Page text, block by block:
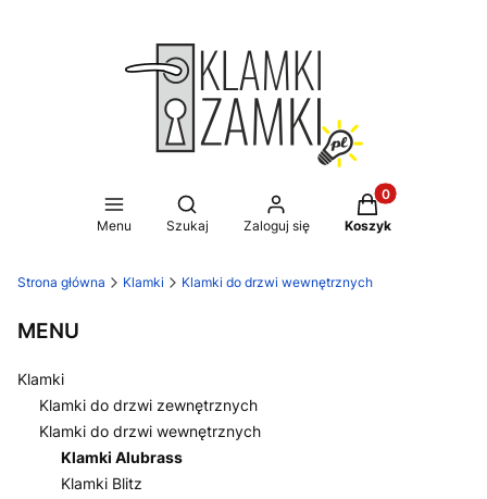
Menu
Otwórz wyszukiwarkę
Szukaj Zaloguj się
Produkty w
Koszyk
Strona główna Klamki Klamki do drzwi wewnętrznych
MENU
Klamki
Klamki do drzwi zewnętrznych
Klamki do drzwi wewnętrznych
Klamki Alubrass
Klamki Blitz